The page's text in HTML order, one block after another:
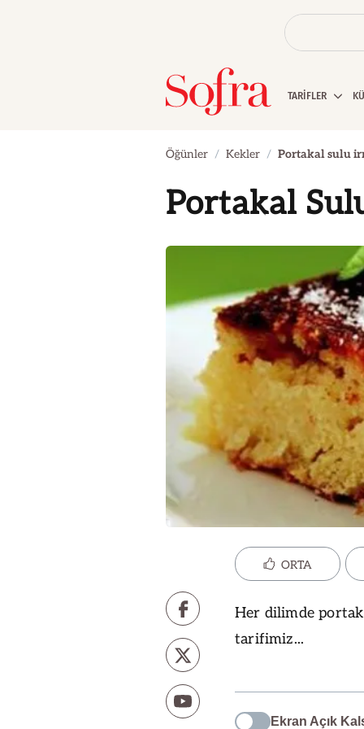
TARİFLER
Öğünler Kekler Portakal sulu
Portakal
ORTA
Her dilimde
tarifimiz...
Ekran Açık